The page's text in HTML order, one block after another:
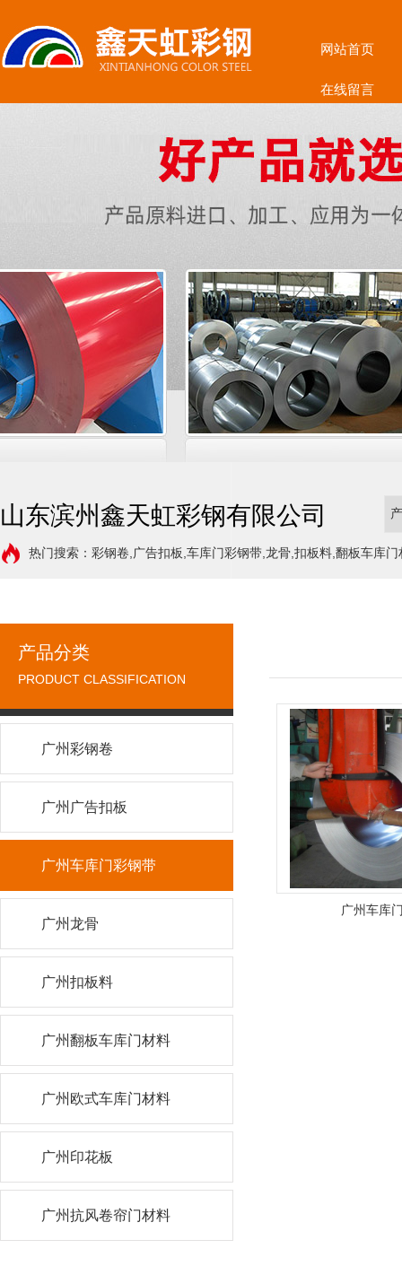
网站首页
在线留言
山东滨州鑫天虹彩钢有限公司
热门搜索：彩钢卷,广告扣板,车库门彩钢带,龙骨,扣板料,翻板车库
广州车库
产品分类
PRODUCT CLASSIFICATION
广州彩钢卷
广州广告扣板
广州车库门彩钢带
广州龙骨
广州扣板料
广州翻板车库门材料
广州欧式车库门材料
广州印花板
广州抗风卷帘门材料